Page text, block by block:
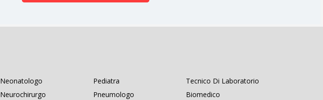
Neonatologo
Neurochirurgo
Pediatra
Pneumologo
Tecnico Di Laboratorio
Biomedico